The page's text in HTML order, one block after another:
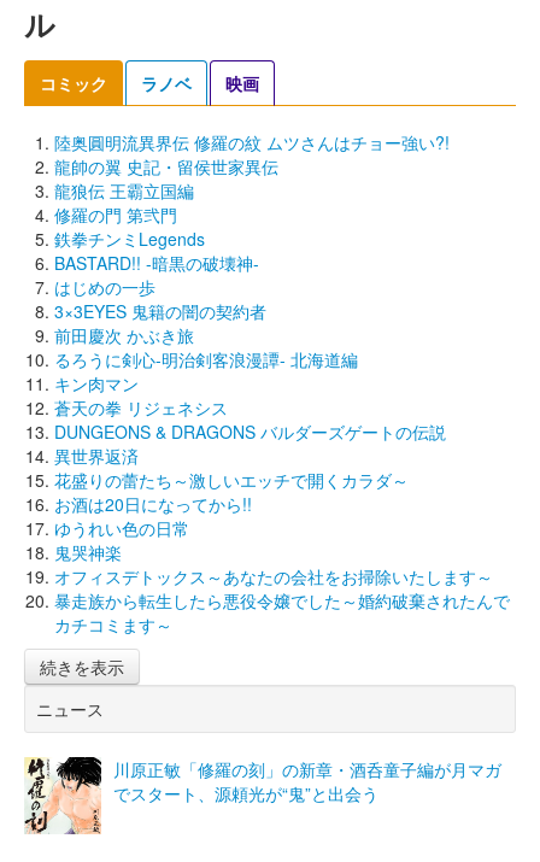
ル
コミック ラノベ 映画
陸奥圓明流異界伝 修羅の紋 ムツさんはチョー強い?!
龍帥の翼 史記・留侯世家異伝
龍狼伝 王霸立国編
修羅の門 第弐門
鉄拳チンミLegends
BASTARD!! -暗黒の破壊神-
はじめの一歩
3×3EYES 鬼籍の闇の契約者
前田慶次 かぶき旅
るろうに剣心-明治剣客浪漫譚- 北海道編
キン肉マン
蒼天の拳 リジェネシス
DUNGEONS & DRAGONS バルダーズゲートの伝説
異世界返済
花盛りの蕾たち～激しいエッチで開くカラダ～
お酒は20日になってから!!
ゆうれい色の日常
鬼哭神楽
オフィスデトックス～あなたの会社をお掃除いたします～
暴走族から転生したら悪役令嬢でした～婚約破棄されたんで
カチコミます～
続きを表示
ニュース
川原正敏「修羅の刻」の新章・酒呑童子編が月マガ
でスタート、源頼光が“鬼”と出会う